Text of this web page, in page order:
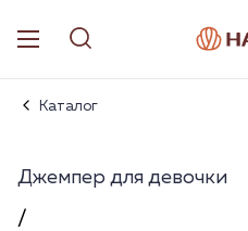
Каталог
Джемпер для девочки
/